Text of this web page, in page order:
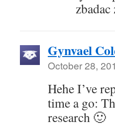
Gynvael
October 28,
Hehe I’ve
time a go:
research 🙂